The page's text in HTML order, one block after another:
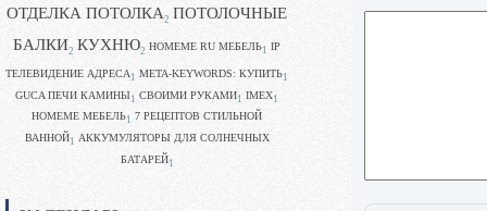
ОТДЕЛКА ПОТОЛКА2 ПОТОЛОЧНЫЕ
БАЛКИ2 КУХНЮ2 HOMEME RU МЕБЕЛЬ1 IP
ТЕЛЕВИДЕНИЕ АДРЕСА1 META-KEYWORDS: КУПИТЬ1
GUCA ПЕЧИ КАМИНЫ1 CВОИМИ РУКАМИ1 IMEX1
HOMEME МЕБЕЛЬ1 7 РЕЦЕПТОВ СТИЛЬНОЙ
ВАННОЙ1 АККУМУЛЯТОРЫ ДЛЯ СОЛНЕЧНЫХ
БАТАРЕЙ1